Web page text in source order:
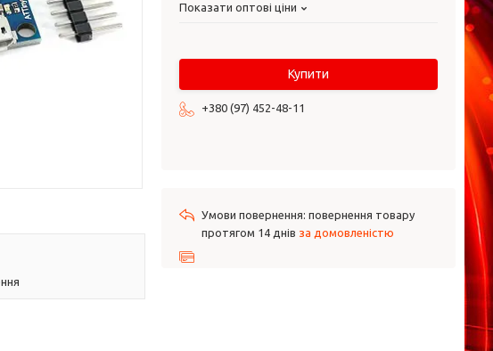
Показати оптові ціни
Купити
+380 (97) 452-48-11
повернення товару
протягом 14 днів за домовленістю